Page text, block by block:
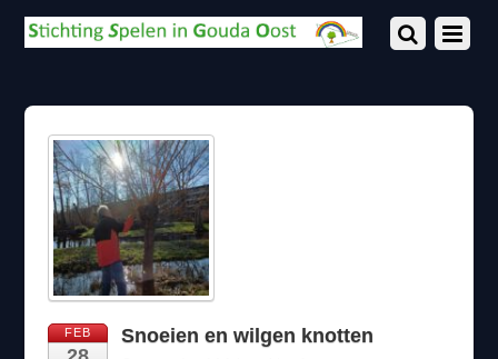
FEB Snoeien en wilgen knotten